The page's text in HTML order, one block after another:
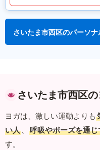
さいたま市西区のパーソ
さいたま市西区
ヨガは、激しい運動よりも
い人 、 呼吸やポーズを通
す。